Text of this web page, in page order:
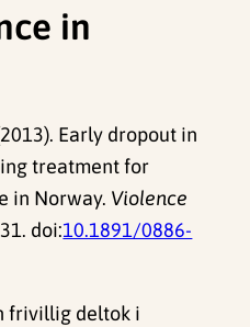
in
Early dropout in
treatment for
in Norway. Violence
doi:10.1891/0886-
frivillig deltok i